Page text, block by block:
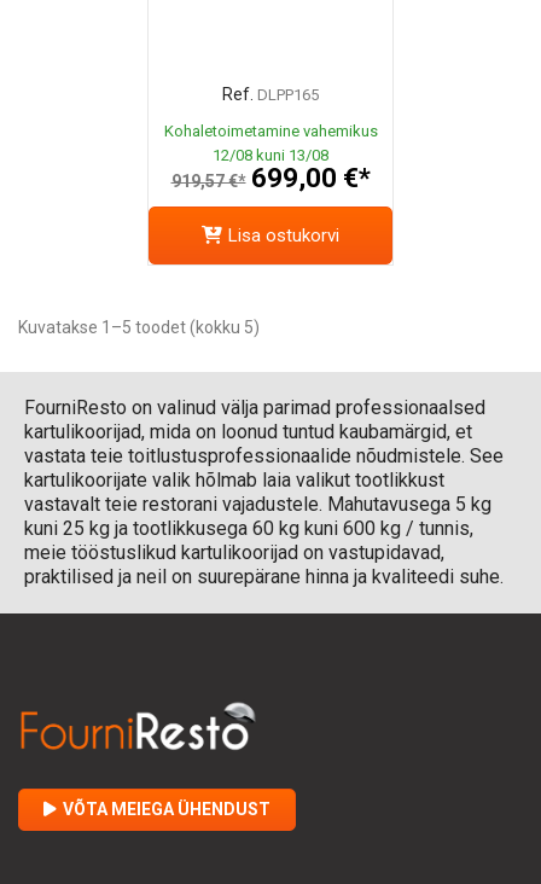
Ref. DLPP165
Kohaletoimetamine vahemikus
12/08 kuni 13/08
919,57 €* 699,00 €*
Lisa ostukorvi
Kuvatakse 1–5 toodet (kokku 5)
FourniResto on valinud välja parimad professionaalsed
kartulikoorijad, mida on loonud tuntud kaubamärgid, et
vastata teie toitlustusprofessionaalide nõudmistele. See
kartulikoorijate valik hõlmab laia valikut tootlikkust
vastavalt teie restorani vajadustele. Mahutavusega 5 kg
kuni 25 kg ja tootlikkusega 60 kg kuni 600 kg / tunnis,
meie tööstuslikud kartulikoorijad on vastupidavad,
praktilised ja neil on suurepärane hinna ja kvaliteedi suhe.
VÕTA MEIEGA ÜHENDUST